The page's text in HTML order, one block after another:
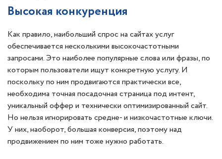
Высокая конкуренция
Как правило, наибольший спрос на сайтах услуг
обеспечивается несколькими высокочастотными
запросами. Это наиболее популярные слова или фразы, по
которым пользователи ищут конкретную услугу. И
поскольку по ним продвигаются практически все,
необходима точная посадочная страница под интент,
уникальный оффер и технически оптимизированный сайт.
Но нельзя игнорировать средне- и низкочастотные ключи.
У них, наоборот, большая конверсия, поэтому над
продвижением по ним тоже нужно работать.